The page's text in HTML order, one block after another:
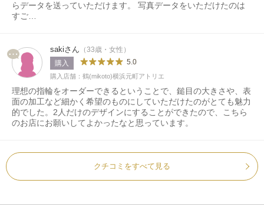
らデータを送っていただけます。 写真データをいただけたのは
すご…
sakiさん （33歳・女性）
購入
5.0
購入店舗：鶴(mikoto)横浜元町アトリエ
理想の指輪をオーダーできるということで、鎚目の大きさや、表
面の加工など細かく希望のものにしていただけたのがとても魅力
的でした。2人だけのデザインにすることができたので、こちら
のお店にお願いしてよかったなと思っています。
クチコミをすべて見る